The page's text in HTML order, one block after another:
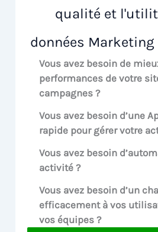
qualité et
données Marketing
Vous avez besoin de
performances de votre
campagnes ?
Vous avez besoin d’une
rapide pour gérer votre
Vous avez besoin
activité ?
Vous avez besoin d’un
efficacement à vos
vos équipes ?